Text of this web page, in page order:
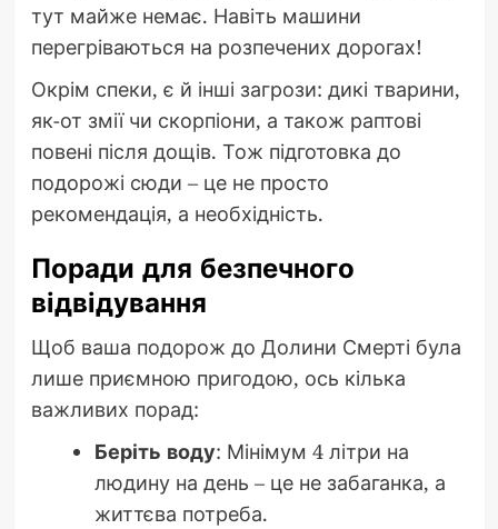
тут майже немає. Навіть машини
перегріваються на розпечених дорогах!
Окрім спеки, є й інші загрози: дикі тварини,
як-от змії чи скорпіони, а також раптові
повені після дощів. Тож підготовка до
подорожі сюди – це не просто
рекомендація, а необхідність.
Поради для безпечного
відвідування
Щоб ваша подорож до Долини Смерті була
лише приємною пригодою, ось кілька
важливих порад:
Беріть воду: Мінімум 4 літри на
людину на день – це не забаганка, а
життєва потреба.